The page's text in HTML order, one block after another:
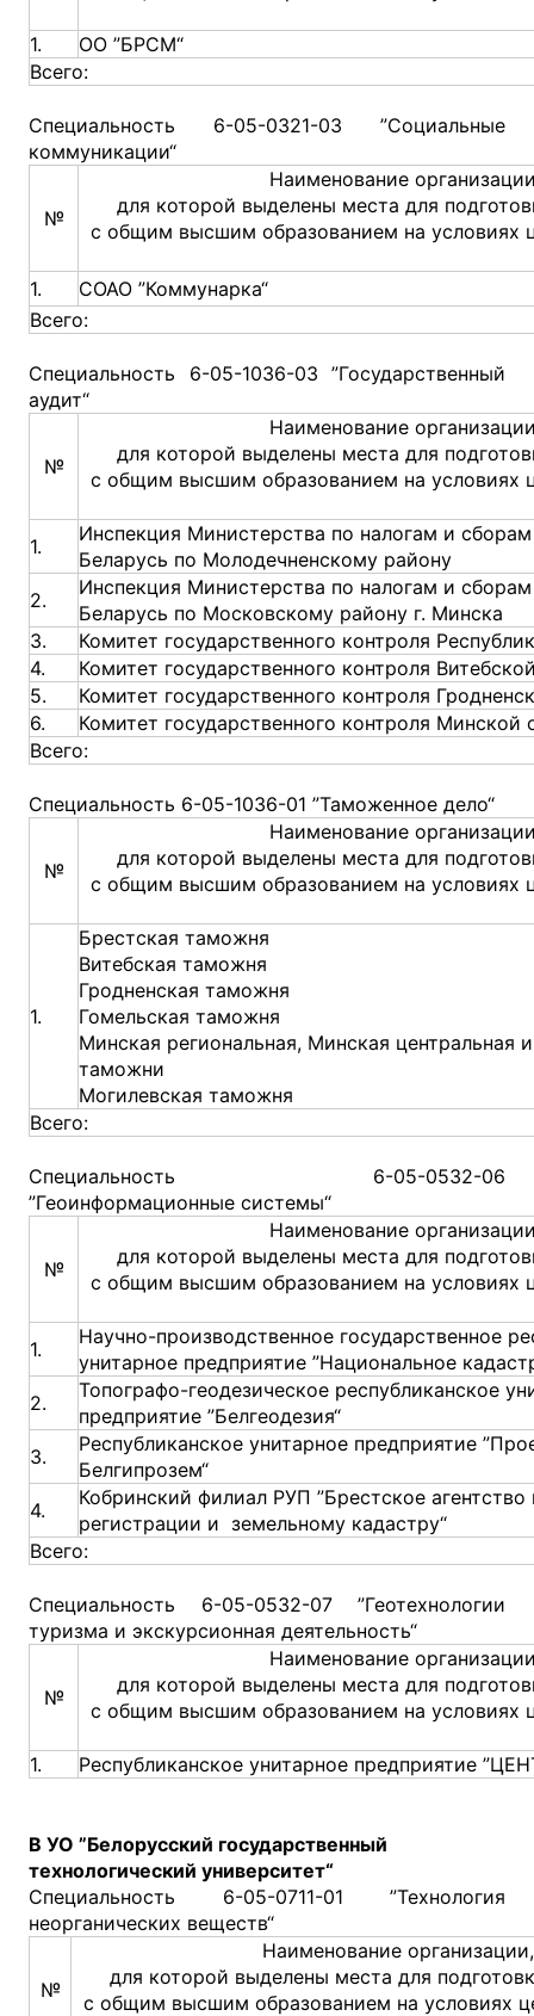
1.
ОО ”БРСМ“
Всего:
Специальность 6-05-0321-03 ”Социальные
коммуникации“
№
Наименование
для которой выделены места для
с общим высшим образованием на условиях
1.
СОАО ”Коммунарка“
Всего:
Специальность 6-05-1036-03 ”Государственный
аудит“
№
Наименование
для которой выделены места для
с общим высшим образованием на условиях
1.
Инспекция Министерства по налогам и
Беларусь по Молодечненскому району
2.
Инспекция Министерства по налогам и
Беларусь по Московскому району г. Минска
3.
Комитет государственного контроля
4.
Комитет государственного контроля
5.
Комитет государственного контроля
6.
Комитет государственного контроля Минской
Всего:
Специальность 6-05-1036-01 ”Таможенное дело“
№
Наименование
для которой выделены места для
с общим высшим образованием на условиях
1.
Брестская таможня
Витебская таможня
Гродненская таможня
Гомельская таможня
Минская региональная, Минская центральная
таможни
Могилевская таможня
Всего:
Специальность 6-05-0532-06
”Геоинформационные системы“
№
Наименование
для которой выделены места для
с общим высшим образованием на условиях
1.
Научно-производственное государственное
унитарное предприятие ”Национальное
2.
Топографо-геодезическое республиканское
предприятие ”Белгеодезия“
3.
Республиканское унитарное предприятие
Белгипрозем“
4.
Кобринский филиал РУП ”Брестское агентство
регистрации и земельному кадастру“
Всего:
Специальность 6-05-0532-07 ”Геотехнологии
туризма и экскурсионная деятельность“
№
Наименование
для которой выделены места для
с общим высшим образованием на условиях
1. Республиканское унитарное предприятие
В УО ”Белорусский государственный
технологический университет“
Специальность 6-05-0711-01 ”Технология
неорганических веществ“
№
Наименование организации,
для которой выделены места для
с общим высшим образованием на условиях